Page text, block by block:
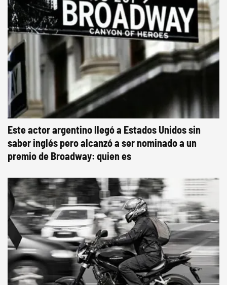
Este actor argentino llegó a Estados Unidos sin
saber inglés pero alcanzó a ser nominado a un
premio de Broadway: quien es